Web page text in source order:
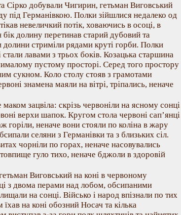
Сірко добували Чигирин, гетьман Виговський
під Германівкою. Полки зійшлися недалеко од
невеличкий потік, ховаючись в осоці, в
долину перетинав старий дубовий та
стриміли рядами круті горби. Полки
лавами з трьох боків. Козацька старшина
пустому просторі. Серед того простору
сукном. Коло столу стояв з грамотами
знамена маяли на вітрі, тріпались, неначе
зацвіла: скрізь червоніли на ясному сонці
верхи шапок. Кругом стола червоні сап’янці
горіли, неначе вони стояли по коліна в жару
селяни з Германівки та з близьких сіл.
чорніли по горах, неначе насовувались
гуло тихо, неначе бджоли в здоровій
Виговський на коні в червоному
з двома перами над лобом, обсипаними
на сонці. Військо і народ впізнали по тих
на коні обозний Носач та кілька